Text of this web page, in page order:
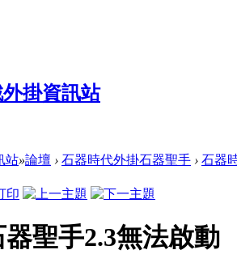
站»論壇 › 石器時代外掛石器聖手 › 石器
器聖手2.3無法啟動